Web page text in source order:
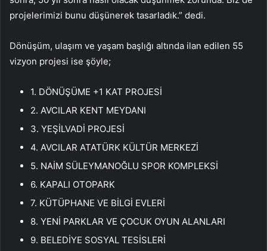
projelerimizi bunu düşünerek tasarladık.” dedi.
Dönüşüm, ulaşım ve yaşam başlığı altında ilan edilen 55
vizyon projesi ise şöyle;
1. DÖNÜŞÜME +1 KAT PROJESİ
2. AVCILAR KENT MEYDANI
3. YEŞİLVADİ PROJESİ
4. AVCILAR ATATÜRK KÜLTÜR MERKEZİ
5. NAİM SÜLEYMANOĞLU SPOR KOMPLEKSİ
6. KAPALI OTOPARK
7. KÜTÜPHANE VE BİLGİ EVLERİ
8. YENİ PARKLAR VE ÇOCUK OYUN ALANLARI
9. BELEDİYE SOSYAL TESİSLERİ